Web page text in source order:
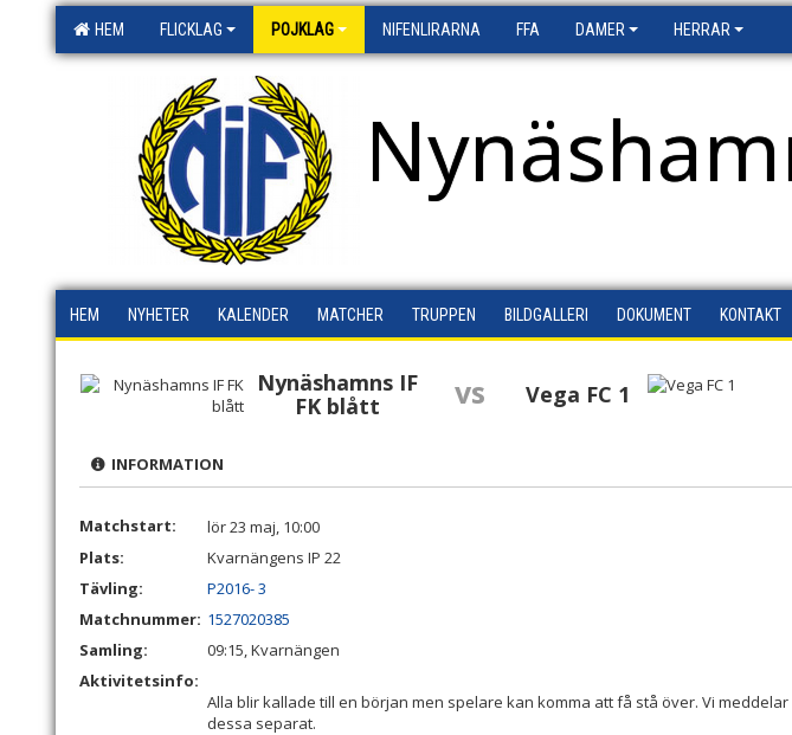
HEM FLICKLAG POJKLAG NIFENLIRARNA FFA DAMER HERRAR
HEM NYHETER KALENDER MATCHER TRUPPEN BILDGALLERI DOKUMENT KONTAKT
Nynäshamns IF
FK blått
vs Vega FC 1
INFORMATION
Matchstart:
lör 23 maj, 10:00
Plats:
Kvarnängens IP 22
Tävling:
P2016- 3
Matchnummer: 1527020385
Samling:
09:15, Kvarnängen
Aktivitetsinfo:
Alla blir kallade till en början men spelare kan komma att få stå över. Vi meddelar
dessa separat.